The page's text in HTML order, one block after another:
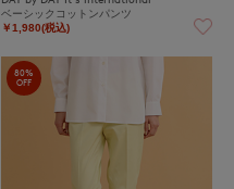
ベーシックコットンパンツ
￥1,980(税込)
80%
OFF